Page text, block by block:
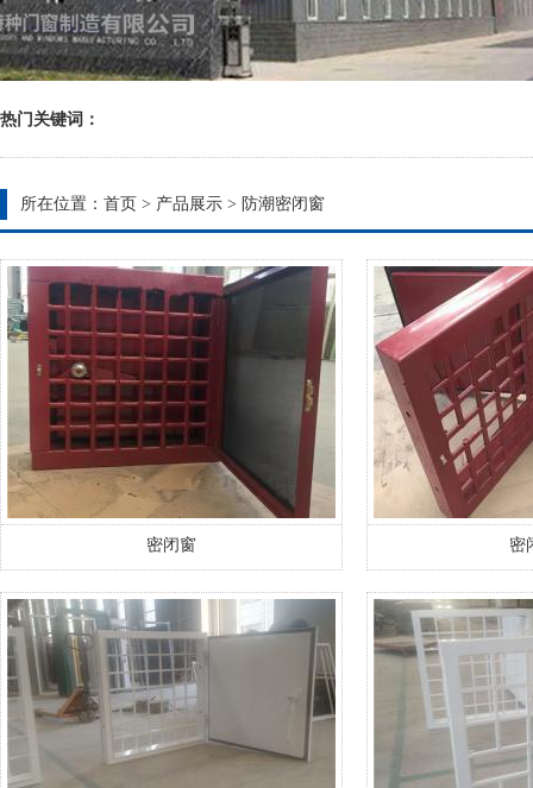
热门关键词：
所在位置： 首页 > 产品展示 > 防潮密闭窗
密闭窗 密